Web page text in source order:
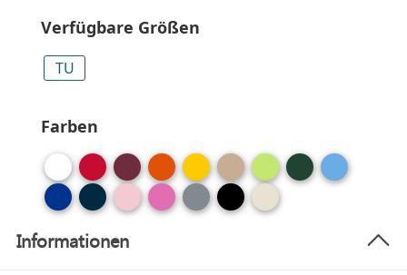
Verfügbare Größen
TU
Farben
Informationen